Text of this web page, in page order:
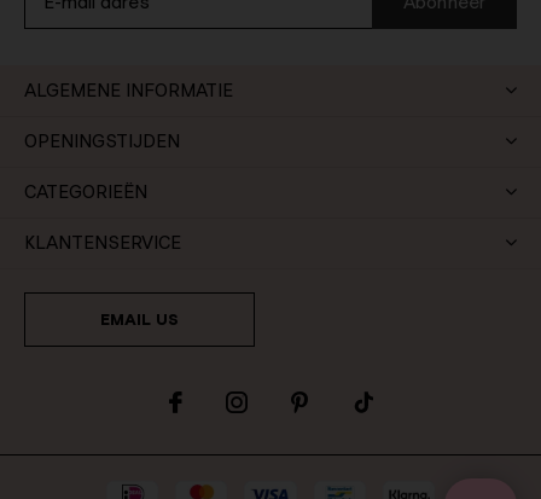
ALGEMENE INFORMATIE
OPENINGSTIJDEN
CATEGORIEËN
KLANTENSERVICE
EMAIL US